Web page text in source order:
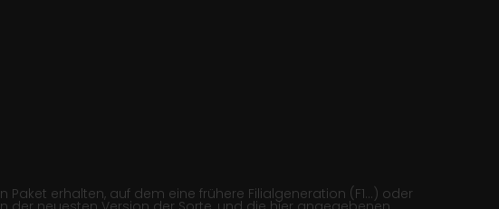
erhalten, auf dem eine frühere Filialgeneration (F1…) oder